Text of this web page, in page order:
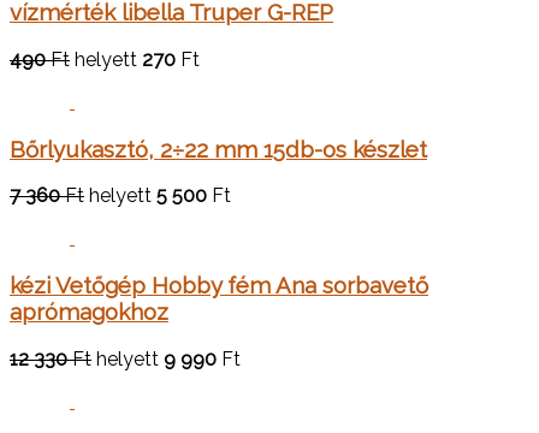
vízmérték libella Truper G-REP
490 Ft helyett 270 Ft
Bőrlyukasztó, 2÷22 mm 15db-os készlet
7 360 Ft helyett 5 500 Ft
kézi Vetőgép Hobby fém Ana sorbavető
aprómagokhoz
12 330 Ft helyett 9 990 Ft